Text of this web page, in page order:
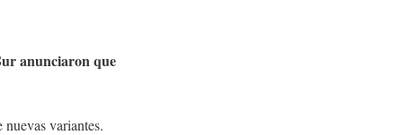
anunciaron que
variantes.